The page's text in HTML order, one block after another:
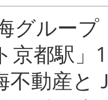
グルー
京都駅」
動産と